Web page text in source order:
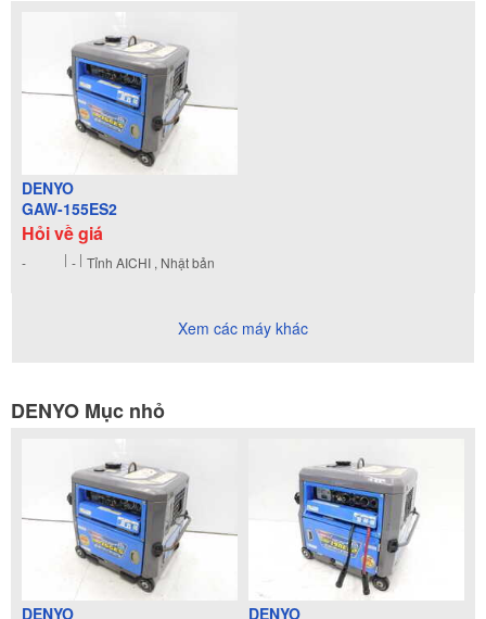
DENYO
GAW-155ES2
Hỏi về giá
- - Tỉnh AICHI , Nhật bản
Xem các máy khác
DENYO Mục nhỏ
DENYO
DENYO